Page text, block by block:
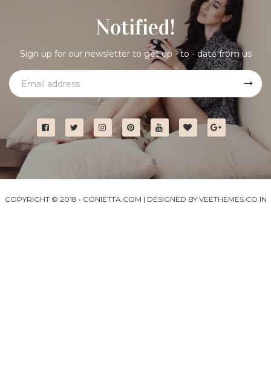
Notified!
Sign up for our newsletter to get up - to - date from us
COPYRIGHT © 2018 • CONIETTA.COM | DESIGNED BY VEETHEMES.CO.IN